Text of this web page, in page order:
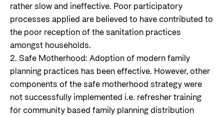
rather slow and ineffective. Poor participatory
processes applied are believed to have contributed to
the poor reception of the sanitation practices
amongst households.
2. Safe Motherhood: Adoption of modern family
planning practices has been effective. However, other
components of the safe motherhood strategy were
not successfully implemented i.e. refresher training
for community based family planning distribution